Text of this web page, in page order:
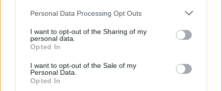
Personal Data Processing Opt Outs
I want to opt-out of the Sharing of my
personal data.
Opted In
I want to opt-out of the Sale of my
Personal Data.
Opted In